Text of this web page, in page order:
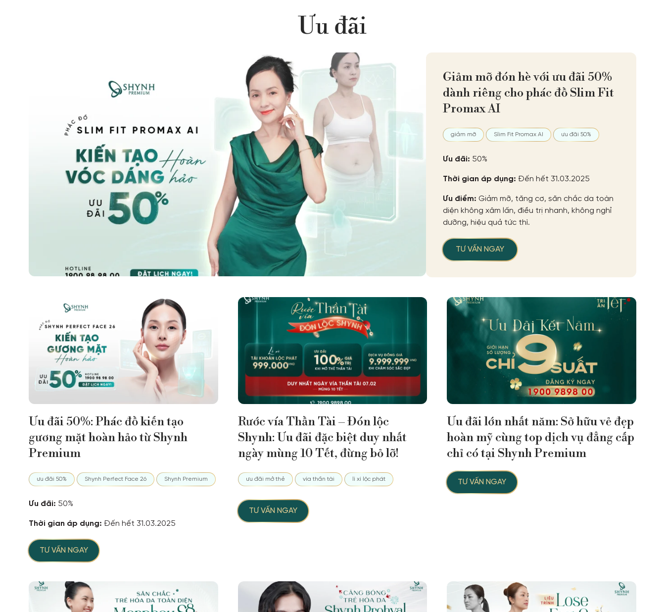
Ưu đãi
Giảm mỡ đón hè với ưu đãi 50%
dành riêng cho phác đồ Slim Fit
Promax AI
giảm mỡ Slim Fit Promax AI ưu đãi 50%
Ưu đãi: 50%
Thời gian áp dụng: Đến hết 31.03.2025
Ưu điểm: Giảm mỡ, tăng cơ, săn chắc da toàn
diện không xâm lấn, điều trị nhanh, không nghỉ
dưỡng, hiệu quả tức thì.
TƯ VẤN NGAY
Ưu đãi 50%: Phác đồ kiến tạo
gương mặt hoàn hảo từ Shynh
Premium
ưu đãi 50% Shynh Perfect Face 26 Shynh Premium
Ưu đãi: 50%
Thời gian áp dụng: Đến hết 31.03.2025
TƯ VẤN NGAY
Rước vía Thần Tài – Đón lộc
Shynh: Ưu đãi đặc biệt duy nhất
ngày mùng 10 Tết, đừng bỏ lỡ!
ưu đãi mở thẻ vía thần tài lì xì lộc phát
TƯ VẤN NGAY
Ưu đãi lớn nhất năm: Sở hữu vẻ đẹp
hoàn mỹ cùng top dịch vụ đẳng cấp
chỉ có tại Shynh Premium
TƯ VẤN NGAY